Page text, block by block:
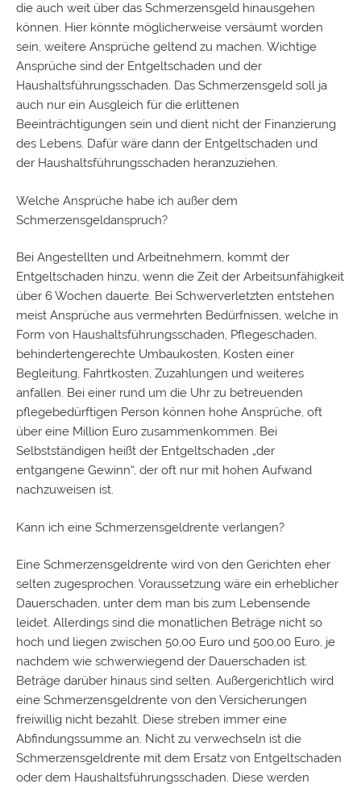
die auch weit über das Schmerzensgeld hinausgehen
können. Hier könnte möglicherweise versäumt worden
sein, weitere Ansprüche geltend zu machen. Wichtige
Ansprüche sind der Entgeltschaden und der
Haushaltsführungsschaden. Das Schmerzensgeld soll ja
auch nur ein Ausgleich für die erlittenen
Beeinträchtigungen sein und dient nicht der Finanzierung
des Lebens. Dafür wäre dann der Entgeltschaden und
der Haushaltsführungsschaden heranzuziehen.
Welche Ansprüche habe ich außer dem
Schmerzensgeldanspruch?
Bei Angestellten und Arbeitnehmern, kommt der
Entgeltschaden hinzu, wenn die Zeit der Arbeitsunfähigkeit
über 6 Wochen dauerte. Bei Schwerverletzten entstehen
meist Ansprüche aus vermehrten Bedürfnissen, welche in
Form von Haushaltsführungsschaden, Pflegeschaden,
behindertengerechte Umbaukosten, Kosten einer
Begleitung, Fahrtkosten, Zuzahlungen und weiteres
anfallen. Bei einer rund um die Uhr zu betreuenden
pflegebedürftigen Person können hohe Ansprüche, oft
über eine Million Euro zusammenkommen. Bei
Selbstständigen heißt der Entgeltschaden „der
entgangene Gewinn“, der oft nur mit hohen Aufwand
nachzuweisen ist.
Kann ich eine Schmerzensgeldrente verlangen?
Eine Schmerzensgeldrente wird von den Gerichten eher
selten zugesprochen. Voraussetzung wäre ein erheblicher
Dauerschaden, unter dem man bis zum Lebensende
leidet. Allerdings sind die monatlichen Beträge nicht so
hoch und liegen zwischen 50,00 Euro und 500,00 Euro, je
nachdem wie schwerwiegend der Dauerschaden ist.
Beträge darüber hinaus sind selten. Außergerichtlich wird
eine Schmerzensgeldrente von den Versicherungen
freiwillig nicht bezahlt. Diese streben immer eine
Abfindungssumme an. Nicht zu verwechseln ist die
Schmerzensgeldrente mit dem Ersatz von Entgeltschaden
oder dem Haushaltsführungsschaden. Diese werden